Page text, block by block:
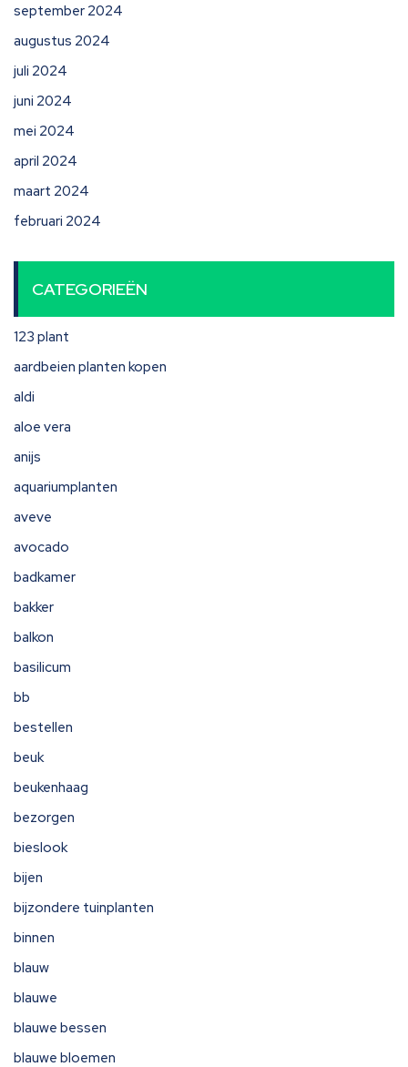
september 2024
augustus 2024
juli 2024
juni 2024
mei 2024
april 2024
maart 2024
februari 2024
CATEGORIEËN
123 plant
aardbeien planten kopen
aldi
aloe vera
anijs
aquariumplanten
aveve
avocado
badkamer
bakker
balkon
basilicum
bb
bestellen
beuk
beukenhaag
bezorgen
bieslook
bijen
bijzondere tuinplanten
binnen
blauw
blauwe
blauwe bessen
blauwe bloemen